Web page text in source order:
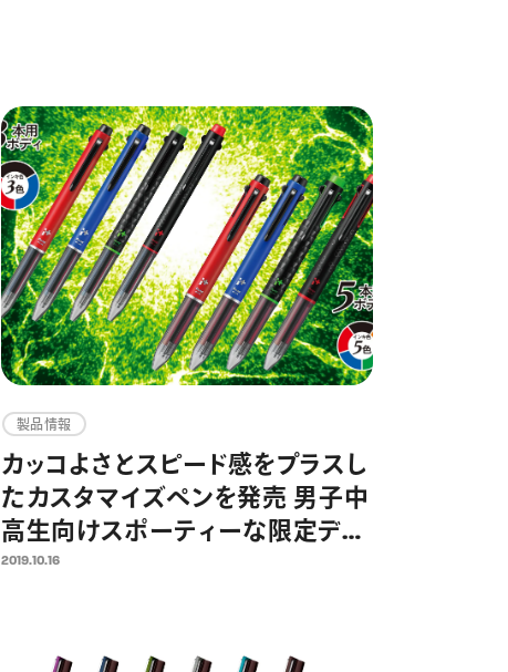
ーズ
製品情報
カッコよさとスピード感をプラスし
たカスタマイズペンを発売 男子中
高生向けスポーティーな限定デザ
イン
2019.10.16